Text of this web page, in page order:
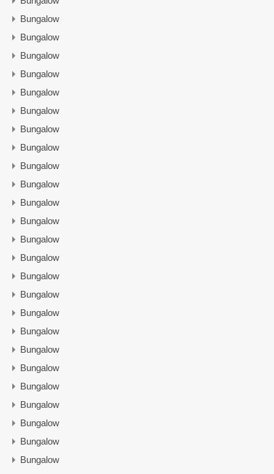
Bungalow
Bungalow
Bungalow
Bungalow
Bungalow
Bungalow
Bungalow
Bungalow
Bungalow
Bungalow
Bungalow
Bungalow
Bungalow
Bungalow
Bungalow
Bungalow
Bungalow
Bungalow
Bungalow
Bungalow
Bungalow
Bungalow
Bungalow
Bungalow
Bungalow